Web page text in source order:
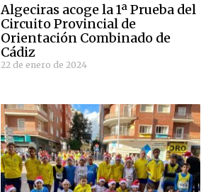
Algeciras acoge la 1ª Prueba del
Circuito Provincial de
Orientación Combinado de
Cádiz
22 de enero de 2024